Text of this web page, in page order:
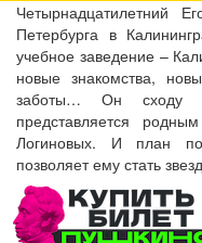
Четырнадцатилетний
Петербурга в
учебное заведение –
новые знакомства,
заботы… Он сходу
представляется
Логиновых. И план
позволяет ему стать